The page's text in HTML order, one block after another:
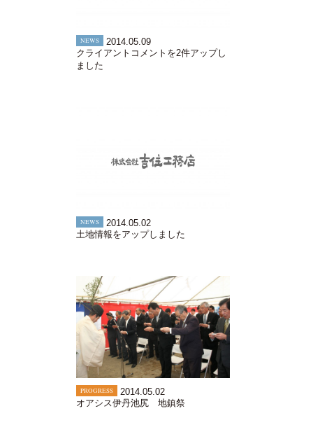
NEWS
2014.05.09
クライアントコメントを2件アップし
ました
NEWS
2014.05.02
土地情報をアップしました
PROGRESS
2014.05.02
オアシス伊丹池尻 地鎮祭